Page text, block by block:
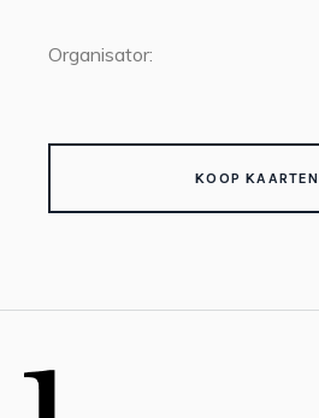
Organisator:
KOOP KAARTEN